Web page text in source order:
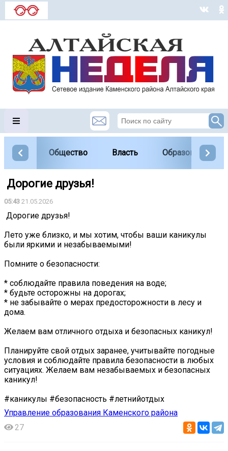
Общество Власть Образование
️ Дорогие друзья! ️
05:43 21.05.2026
️ Дорогие друзья! ️
Лето уже близко, и мы хотим, чтобы ваши каникулы
были яркими и незабываемыми! ️
Помните о безопасности:
* соблюдайте правила поведения на воде;
* будьте осторожны на дорогах;
* не забывайте о мерах предосторожности в лесу и
дома.
Желаем вам отличного отдыха и безопасных каникул!
Планируйте свой отдых заранее, учитывайте погодные
условия и соблюдайте правила безопасности в любых
ситуациях. Желаем вам незабываемых и безопасных
каникул! ️
#каникулы #безопасность #летнийотдых
Управление образования Каменского района
27